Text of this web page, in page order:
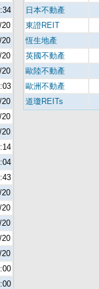
20
20
20
20
20
20
20
20
20
20
20
20
日本不動產
東證REIT
恆生地產
英國不動產
歐陸不動產
歐洲不動產
道瓊REITs